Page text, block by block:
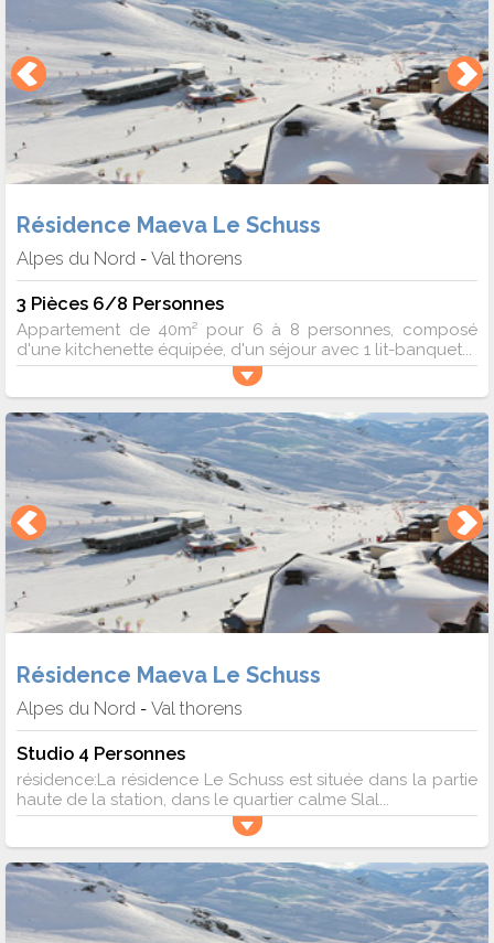
Résidence Maeva Le Schuss
Alpes du Nord - Val thorens
3 Pièces 6/8 Personnes
Appartement de 40m² pour 6 à 8 personnes, composé
d'une kitchenette équipée, d'un séjour avec 1 lit-banquet...
Résidence Maeva Le Schuss
Alpes du Nord - Val thorens
Studio 4 Personnes
résidence:La résidence Le Schuss est située dans la partie
haute de la station, dans le quartier calme Slal...